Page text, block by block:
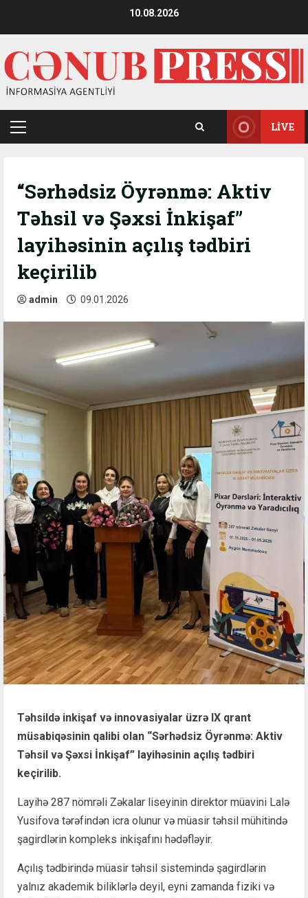
10.08.2026
Primary
LIVE
“Sərhədsiz Öyrənmə: Aktiv
Təhsil və Şəxsi İnkişaf”
layihəsinin açılış tədbiri
keçirilib
admin 09.01.2026
Təhsildə inkişaf və innovasiyalar üzrə IX qrant
müsabiqəsinin qalibi olan “Sərhədsiz Öyrənmə: Aktiv
Təhsil və Şəxsi İnkişaf” layihəsinin açılış tədbiri
keçirilib.
Layihə 287 nömrəli Zəkalar liseyinin direktor müavini Lalə
Yusifova tərəfindən icra olunur və müasir təhsil mühitində
şagirdlərin kompleks inkişafını hədəfləyir.
Açılış tədbirində müasir təhsil sistemində şagirdlərin
yalnız akademik biliklərlə deyil, eyni zamanda fiziki və